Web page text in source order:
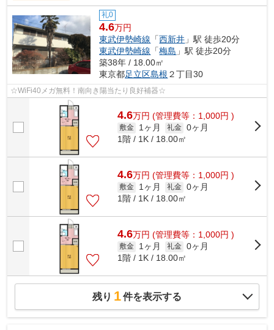
礼0
4.6万円
東武伊勢崎線 「西新井 」駅 徒歩20分
東武伊勢崎線 「梅島 」駅 徒歩20分
築38年 / 18.00㎡
東京都足立区島根 ２丁目30
☆WiFi40メガ無料！南向き陽当たり良好補器☆
4.6万円 (管理費等：1,000円 )
敷金 1ヶ月 礼金 0ヶ月
1階 / 1K / 18.00㎡
4.6万円 (管理費等：1,000円 )
敷金 1ヶ月 礼金 0ヶ月
1階 / 1K / 18.00㎡
4.6万円 (管理費等：1,000円 )
敷金 1ヶ月 礼金 0ヶ月
1階 / 1K / 18.00㎡
残り 1件を表示する